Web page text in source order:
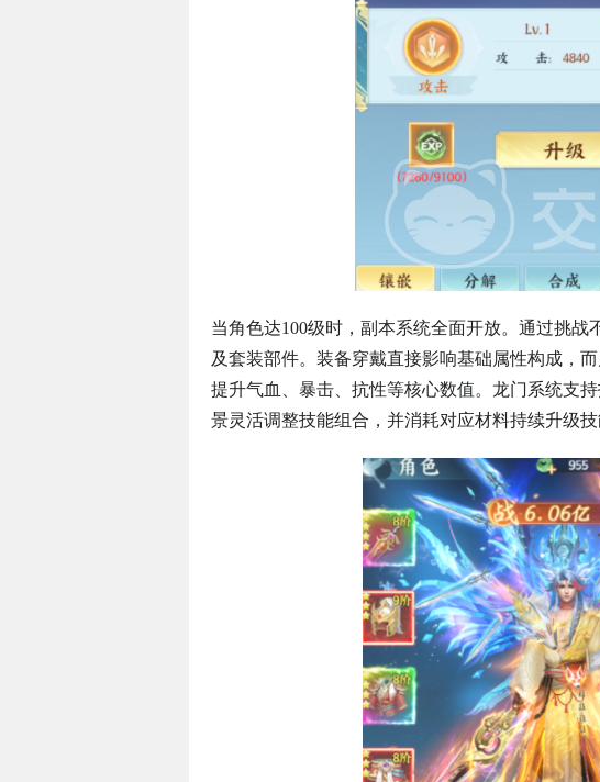
当角色达100级时，副本系统全面开放。通过挑
及套装部件。装备穿戴直接影响基础属性构成，
提升气血、暴击、抗性等核心数值。龙门系统支
景灵活调整技能组合，并消耗对应材料持续升级